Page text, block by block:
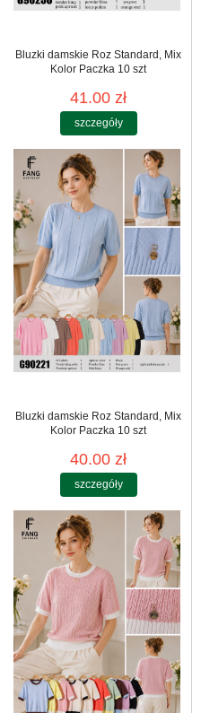
Bluzki damskie Roz Standard, Mix
Kolor Paczka 10 szt
41.00 zł
szczegóły
Bluzki damskie Roz Standard, Mix
Kolor Paczka 10 szt
40.00 zł
szczegóły